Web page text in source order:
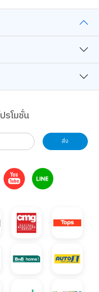
รโมชั่น
ส่ง